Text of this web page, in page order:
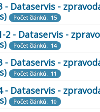
- Dataservis -
Počet článků: 15
2 - Dataservis -
Počet článků: 14
- Dataservis -
Počet článků: 11
- Dataservis -
Počet článků: 10